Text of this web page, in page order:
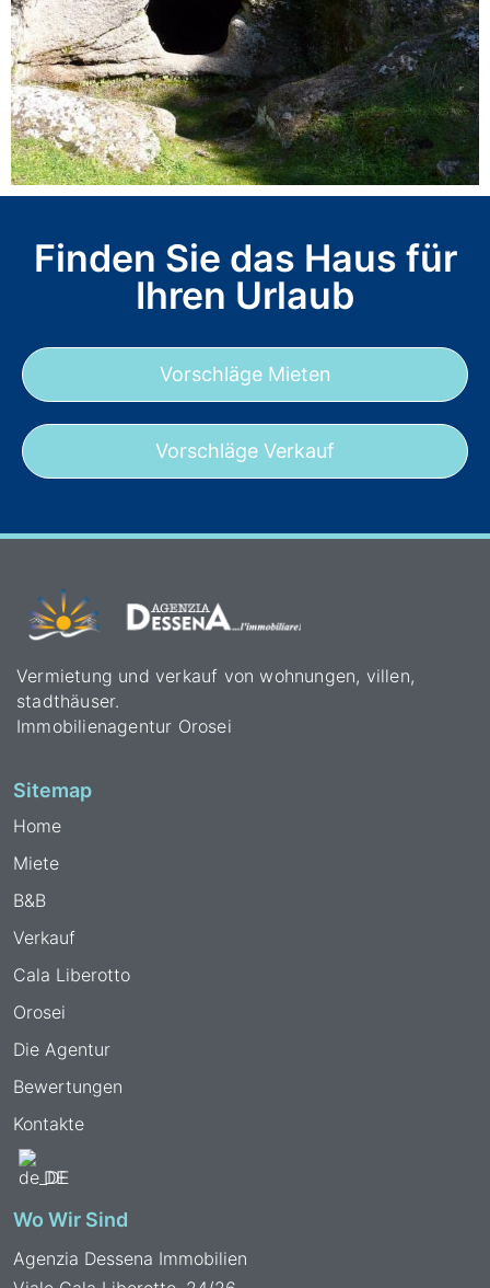
Finden Sie das Haus für
Ihren Urlaub
Vorschläge Mieten
Vorschläge Verkauf
Vermietung und verkauf von wohnungen, villen,
stadthäuser.
Immobilienagentur Orosei
Sitemap
Home
Miete
B&B
Verkauf
Cala Liberotto
Orosei
Die Agentur
Bewertungen
Kontakte
DE
Wo Wir Sind
Agenzia Dessena Immobilien